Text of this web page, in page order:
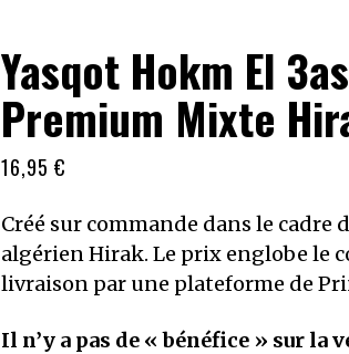
Yasqot Hokm El
Premium Mixte
16,95 €
Créé sur commande dans le
algérien Hirak. Le prix englobe le
livraison par une plateforme de
Il n’y a pas de « bénéfice » sur la